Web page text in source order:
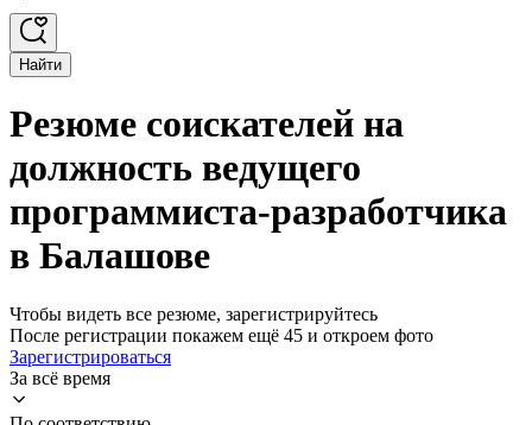
Найти
Резюме соискателей на
должность ведущего
программиста-разработчика
в Балашове
Чтобы видеть все резюме, зарегистрируйтесь
После регистрации покажем ещё 45 и откроем фото
Зарегистрироваться
За всё время